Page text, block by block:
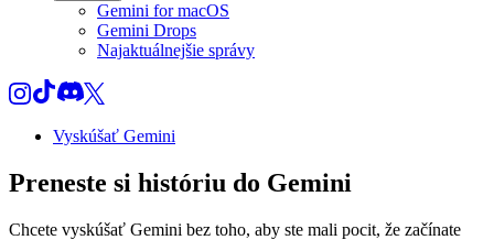
Gemini for macOS
Gemini Drops
Najaktuálnejšie správy
Vyskúšať Gemini
Preneste si históriu do Gemini
Chcete vyskúšať Gemini bez toho, aby ste mali pocit, že začínate